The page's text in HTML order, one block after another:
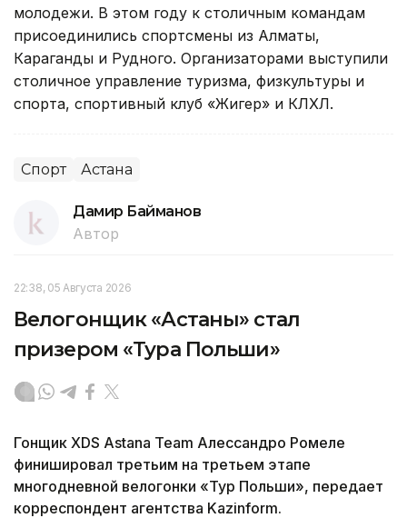
молодежи. В этом году к столичным командам
присоединились спортсмены из Алматы,
Караганды и Рудного. Организаторами выступили
столичное управление туризма, физкультуры и
спорта, спортивный клуб «Жигер» и КЛХЛ.
Спорт Астана
Дамир Байманов
Автор
22:38, 05 Августа 2026
Велогонщик «Астаны» стал
призером «Тура Польши»
Гонщик XDS Astana Team Алессандро Ромеле
финишировал третьим на третьем этапе
многодневной велогонки «Тур Польши», передает
корреспондент агентства Kazinform.